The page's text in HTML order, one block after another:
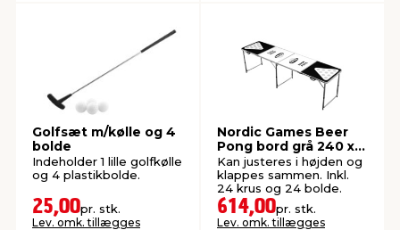
Golfsæt m/kølle og 4
bolde
Indeholder 1 lille golfkølle
og 4 plastikbolde.
25,00pr. stk.
Lev. omk. tillægges
Nordic Games Beer
Pong bord grå 240 x
60 cm
Kan justeres i højden og
klappes sammen. Inkl.
24 krus og 24 bolde.
614,00pr. stk.
Lev. omk. tillægges